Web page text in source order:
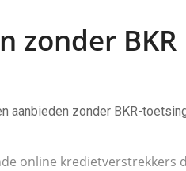
zonder BKR
aanbieden zonder BKR-
online kredietverstrekkers